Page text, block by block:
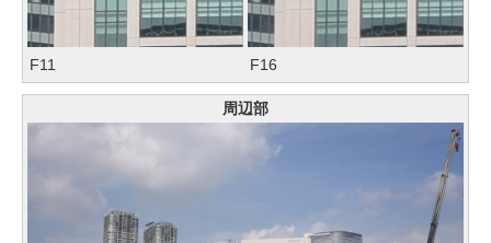
F11 F16
周辺部